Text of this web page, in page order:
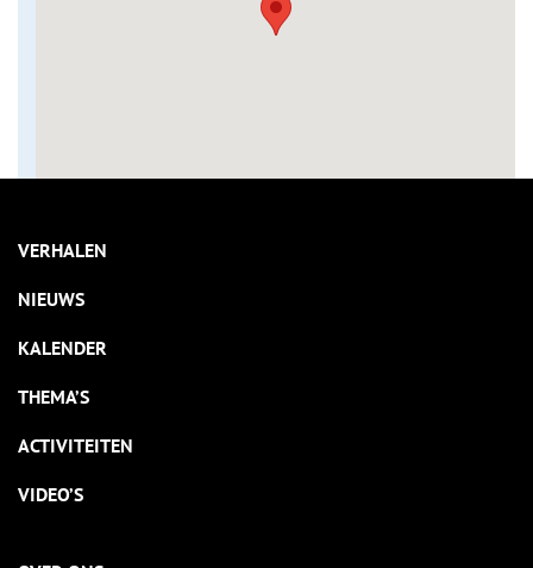
VERHALEN
NIEUWS
KALENDER
THEMA’S
ACTIVITEITEN
VIDEO’S